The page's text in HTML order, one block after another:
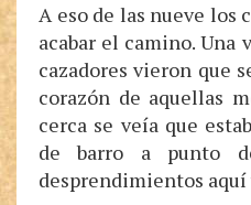
A eso de las nueve los
acabar el camino. Una
cazadores vieron que
corazón de aquellas
cerca se veía que
de barro a punto
desprendimientos aquí